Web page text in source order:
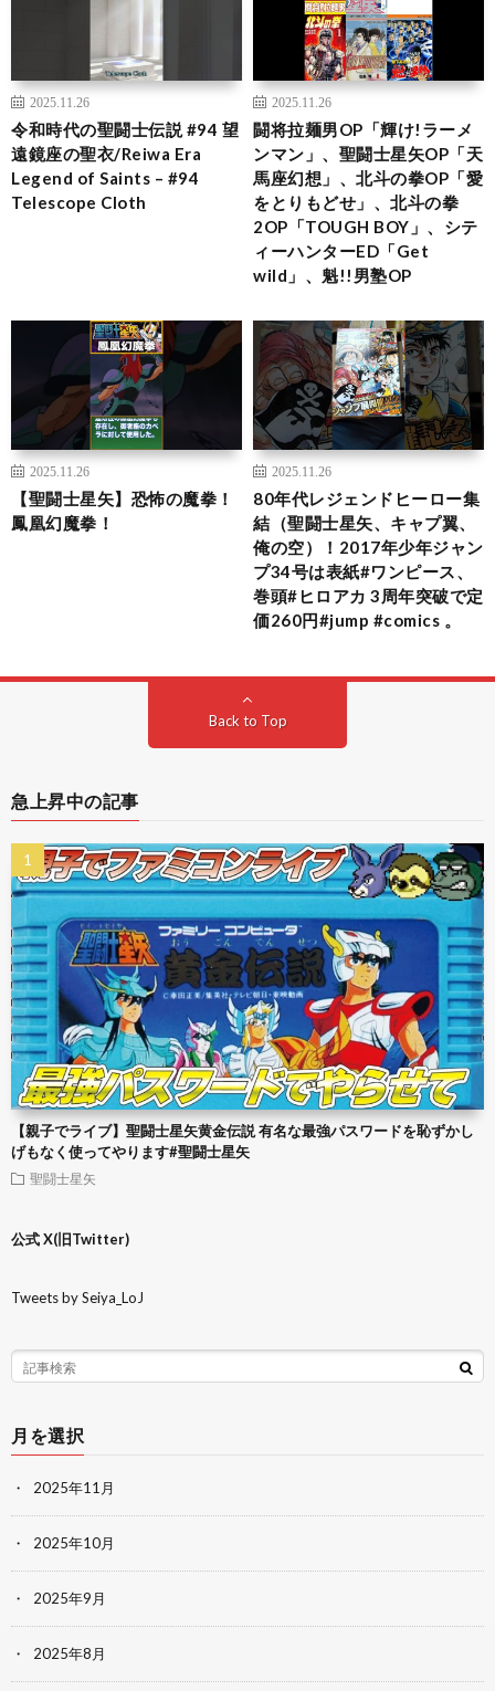
2025.11.26
令和時代の聖闘士伝説 #94 望
遠鏡座の聖衣/Reiwa Era
Legend of Saints – #94
Telescope Cloth
2025.11.26
闘将拉麺男OP「輝け!ラーメ
ンマン」、聖闘士星矢OP「天
馬座幻想」、北斗の拳OP「愛
をとりもどせ」、北斗の拳
2OP「TOUGH BOY」、シテ
ィーハンターED「Get
wild」、魁!!男塾OP
2025.11.26
【聖闘士星矢】恐怖の魔拳！
鳳凰幻魔拳！
2025.11.26
80年代レジェンドヒーロー集
結（聖闘士星矢、キャプ翼、
俺の空）！2017年少年ジャン
プ34号は表紙#ワンピース、
巻頭#ヒロアカ 3周年突破で定
価260円#jump #comics 。
Back to Top
急上昇中の記事
【親子でライブ】聖闘士星矢黄金伝説 有名な最強パスワードを恥ずかし
げもなく使ってやります#聖闘士星矢
聖闘士星矢
公式 X(旧Twitter)
Tweets by Seiya_LoJ
月を選択
2025年11月
2025年10月
2025年9月
2025年8月